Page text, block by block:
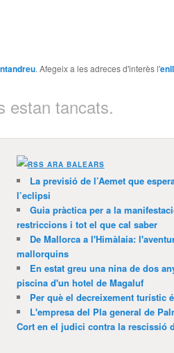
. Afegeix a les adreces d'interès l'
estan tancats.
ARA BALEARS
La previsió de l’Aemet que
l’eclipsi
Guia pràctica per a la
restriccions i tot el que cal saber
De Mallorca a l'Himàlaia:
mallorquins
En estat greu una nina de dos
piscina d'un hotel de Magaluf
Per què el decreixement turístic
L'empresa del Pla general de
Cort en el judici contra la rescissió